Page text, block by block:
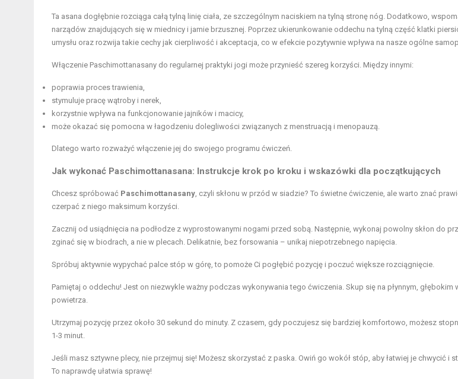
Ta asana dogłębnie rozciąga całą tylną linię ciała, ze szczególnym naciskiem na tylną stronę nóg. Dodatkowo,
narządów znajdujących się w miednicy i jamie brzusznej. Poprzez ukierunkowanie oddechu na tylną część klatki
umysłu oraz rozwija takie cechy jak cierpliwość i akceptacja, co w efekcie pozytywnie wpływa na nasze ogólne
Włączenie Paschimottanasany do regularnej praktyki jogi może przynieść szereg korzyści. Między innymi:
poprawia proces trawienia,
stymuluje pracę wątroby i nerek,
korzystnie wpływa na funkcjonowanie jajników i macicy,
może okazać się pomocna w łagodzeniu dolegliwości związanych z menstruacją i menopauzą.
Dlatego warto rozważyć włączenie jej do swojego programu ćwiczeń.
Jak wykonać Paschimottanasana: Instrukcje krok po kroku i wskazówki dla początkujących
Chcesz spróbować Paschimottanasany , czyli skłonu w przód w siadzie? To świetne ćwiczenie, ale warto znać
czerpać z niego maksimum korzyści.
Zacznij od usiądnięcia na podłodze z wyprostowanymi nogami przed sobą. Następnie, wykonaj powolny skłon do
zginać się w biodrach, a nie w plecach. Delikatnie, bez forsowania – unikaj niepotrzebnego napięcia.
Spróbuj aktywnie wypychać palce stóp w górę, to pomoże Ci pogłębić pozycję i poczuć większe rozciągnięcie.
Pamiętaj o oddechu! Jest on niezwykle ważny podczas wykonywania tego ćwiczenia. Skup się na płynnym, głębokim
powietrza.
Utrzymaj pozycję przez około 30 sekund do minuty. Z czasem, gdy poczujesz się bardziej komfortowo, możesz
1-3 minut.
Jeśli masz sztywne plecy, nie przejmuj się! Możesz skorzystać z paska. Owiń go wokół stóp, aby łatwiej je chwycić i
To naprawdę ułatwia sprawę!